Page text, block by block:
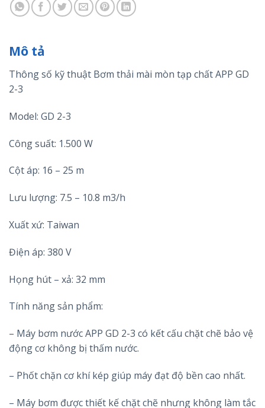
Mô tả
Thông số kỹ thuật Bơm thải mài mòn tạp chất APP GD
2-3
Model: GD 2-3
Công suất: 1.500 W
Cột áp: 16 – 25 m
Lưu lượng: 7.5 – 10.8 m3/h
Xuất xứ: Taiwan
Điện áp: 380 V
Họng hút – xả: 32 mm
Tính năng sản phẩm:
– Máy bơm nước APP GD 2-3 có kết cấu chặt chẽ bảo vệ
động cơ không bị thấm nước.
– Phốt chặn cơ khí kép giúp máy đạt độ bền cao nhất.
– Máy bơm được thiết kế chặt chẽ nhưng không làm tắc